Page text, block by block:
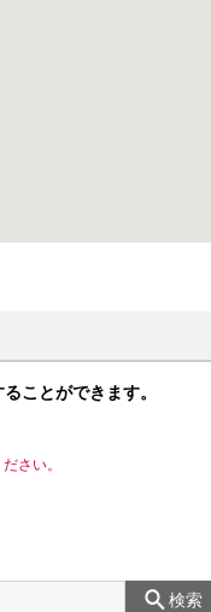
ことができます。
さい。
検索